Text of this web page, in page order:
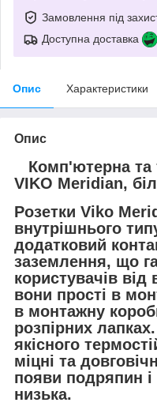
Замовлення під
Доступна доставка
Опис Характеристики
Опис
Комп'ютерна та
VIKO Meridian,
Розетки Viko
внутрішнього
додатковий
заземлення, що
користувачів від
вони прості в
в монтажну
розпірних
якісного
міцні та
появи подряпин і
низька.